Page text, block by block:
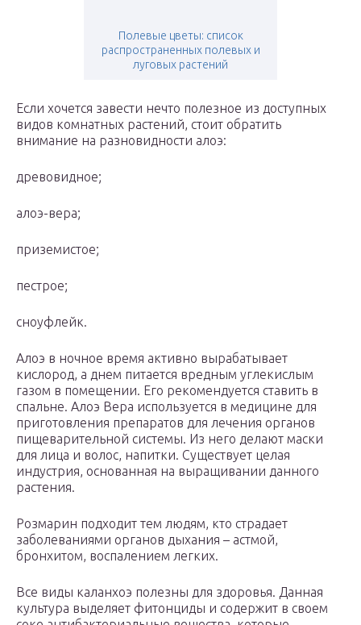
Полевые цветы: список
распространенных полевых и
луговых растений
Если хочется завести нечто полезное из доступных
видов комнатных растений, стоит обратить
внимание на разновидности алоэ:
древовидное;
алоэ-вера;
приземистое;
пестрое;
сноуфлейк.
Алоэ в ночное время активно вырабатывает
кислород, а днем питается вредным углекислым
газом в помещении. Его рекомендуется ставить в
спальне. Алоэ Вера используется в медицине для
приготовления препаратов для лечения органов
пищеварительной системы. Из него делают маски
для лица и волос, напитки. Существует целая
индустрия, основанная на выращивании данного
растения.
Розмарин подходит тем людям, кто страдает
заболеваниями органов дыхания – астмой,
бронхитом, воспалением легких.
Все виды каланхоэ полезны для здоровья. Данная
культура выделяет фитонциды и содержит в своем